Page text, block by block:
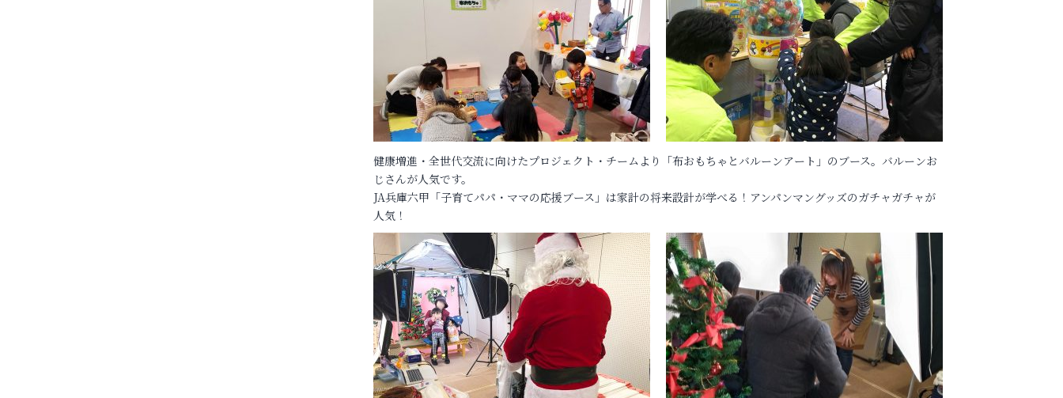
健康増進・全世代交流に向けたプロジェクト・チームより「布おもちゃとバルーンアート」のブース。バルーンお
じさんが人気です。
JA兵庫六甲「子育てパパ・ママの応援ブース」は家計の将来設計が学べる！アンパンマングッズのガチャガチャが
人気！